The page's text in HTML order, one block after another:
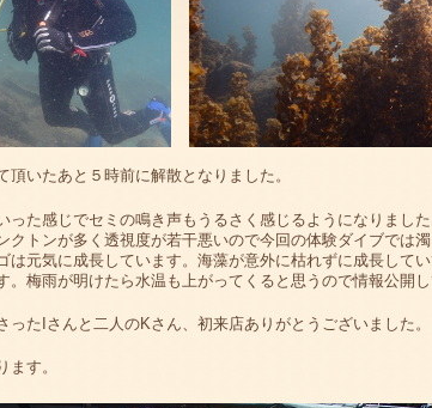
頂いたあと５時前に解散となりました。
った感じでセミの鳴き声もうるさく感じるようになりまし
クトンが多く透視度が若干悪いので今回の体験ダイブでは
は元気に成長しています。海藻が意外に枯れずに成長して
。梅雨が明けたら水温も上がってくると思うので情報公開し
ったIさんと二人のKさん、初来店ありがとうございました。
ます。